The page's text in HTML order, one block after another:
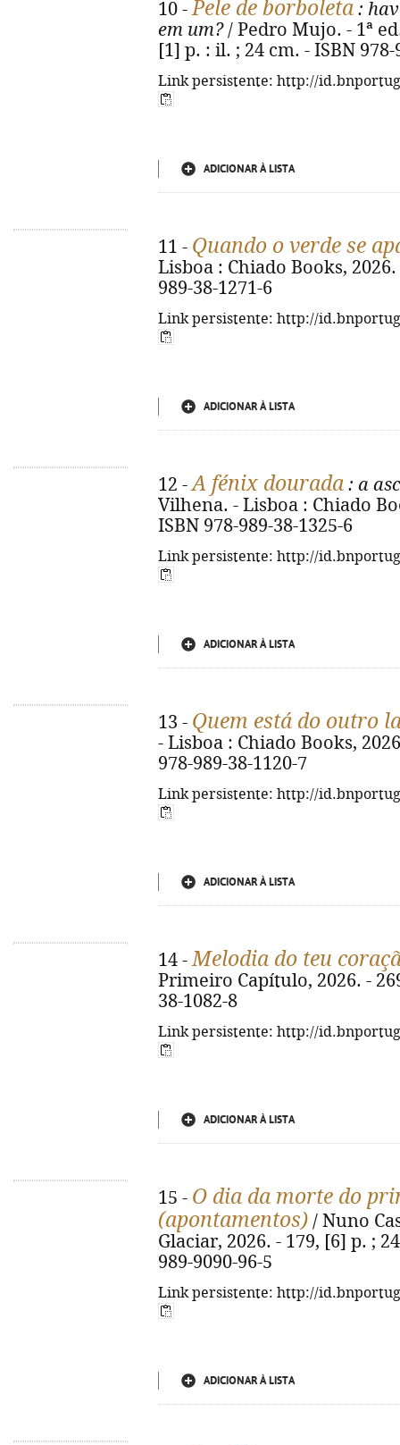
10 -Pele de borboleta :
em um?/ Pedro Mujo. - 1ª
[1] p. : il. ; 24 cm. - ISBN 978-
Link persistente: http://
ADICIONAR À LISTA
11 - Quando o verde se
Lisboa : Chiado Books,
989-38-1271-6
Link persistente: http://
ADICIONAR À LISTA
12 -A fénix dourada : a
Vilhena. - Lisboa : Chiado
ISBN 978-989-38-1325-6
Link persistente: http://
ADICIONAR À LISTA
13 - Quem está do outro
- Lisboa : Chiado Books,
978-989-38-1120-7
Link persistente: http://
ADICIONAR À LISTA
14 -Melodia do teu
Primeiro Capítulo, 2026. -
38-1082-8
Link persistente: http://
ADICIONAR À LISTA
15 - O dia da morte do
(apontamentos) / Nuno
Glaciar, 2026. - 179, [6] p. ;
989-9090-96-5
Link persistente: http://
ADICIONAR À LISTA